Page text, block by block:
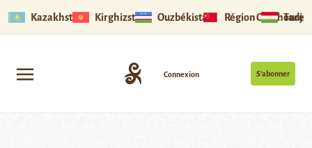
Kazakhstan Kirghizstan Ouzbékistan Région Ouïghoure
S’abonner
Connexion